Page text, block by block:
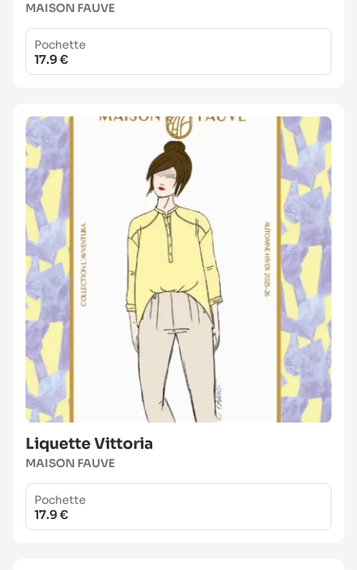
MAISON FAUVE
Pochette
17.9 €
Liquette Vittoria
MAISON FAUVE
Pochette
17.9 €